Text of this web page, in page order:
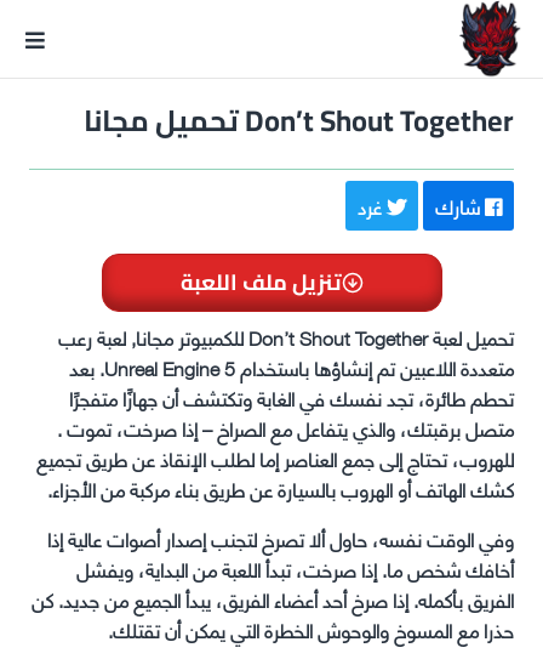
Don’t Shout Together تحميل مجانا
شارك غرد
تنزيل ملف اللعبة
تحميل لعبة Don’t Shout Together للكمبيوتر مجانا, لعبة رعب
متعددة اللاعبين تم إنشاؤها باستخدام Unreal Engine 5. بعد
تحطم طائرة، تجد نفسك في الغابة وتكتشف أن جهازًا متفجرًا
متصل برقبتك، والذي يتفاعل مع الصراخ – إذا صرخت، تموت .
للهروب، تحتاج إلى جمع العناصر إما لطلب الإنقاذ عن طريق تجميع
كشك الهاتف أو الهروب بالسيارة عن طريق بناء مركبة من الأجزاء.
وفي الوقت نفسه، حاول ألا تصرخ لتجنب إصدار أصوات عالية إذا
أخافك شخص ما. إذا صرخت، تبدأ اللعبة من البداية، ويفشل
الفريق بأكمله. إذا صرخ أحد أعضاء الفريق، يبدأ الجميع من جديد. كن
حذرا مع المسوخ والوحوش الخطرة التي يمكن أن تقتلك.